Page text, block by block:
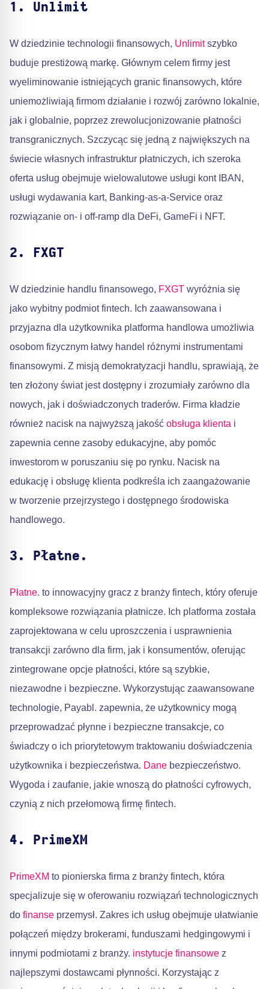
1. Unlimit
W dziedzinie technologii finansowych, Unlimitszybko
buduje prestiżową markę. Głównym celem firmy jest
wyeliminowanie istniejących granic finansowych, które
uniemożliwiają firmom działanie i rozwój zarówno lokalnie,
jak i globalnie, poprzez zrewolucjonizowanie płatności
transgranicznych. Szczycąc się jedną z największych na
świecie własnych infrastruktur płatniczych, ich szeroka
oferta usług obejmuje wielowalutowe usługi kont IBAN,
usługi wydawania kart, Banking-as-a-Service oraz
rozwiązanie on- i off-ramp dla DeFi, GameFi i NFT.
2. FXGT
W dziedzinie handlu finansowego, FXGT wyróżnia się
jako wybitny podmiot fintech. Ich zaawansowana i
przyjazna dla użytkownika platforma handlowa umożliwia
osobom fizycznym łatwy handel różnymi instrumentami
finansowymi. Z misją demokratyzacji handlu, sprawiają, że
ten złożony świat jest dostępny i zrozumiały zarówno dla
nowych, jak i doświadczonych traderów. Firma kładzie
również nacisk na najwyższą jakość obsługa klienta i
zapewnia cenne zasoby edukacyjne, aby pomóc
inwestorom w poruszaniu się po rynku. Nacisk na
edukację i obsługę klienta podkreśla ich zaangażowanie
w tworzenie przejrzystego i dostępnego środowiska
handlowego.
3. Płatne.
Płatne. to innowacyjny gracz z branży fintech, który oferuje
kompleksowe rozwiązania płatnicze. Ich platforma została
zaprojektowana w celu uproszczenia i usprawnienia
transakcji zarówno dla firm, jak i konsumentów, oferując
zintegrowane opcje płatności, które są szybkie,
niezawodne i bezpieczne. Wykorzystując zaawansowane
technologie, Payabl. zapewnia, że użytkownicy mogą
przeprowadzać płynne i bezpieczne transakcje, co
świadczy o ich priorytetowym traktowaniu doświadczenia
użytkownika i bezpieczeństwa. Dane bezpieczeństwo.
Wygoda i zaufanie, jakie wnoszą do płatności cyfrowych,
czynią z nich przełomową firmę fintech.
4. PrimeXM
PrimeXM to pionierska firma z branży fintech, która
specjalizuje się w oferowaniu rozwiązań technologicznych
do finanse przemysł. Zakres ich usług obejmuje ułatwianie
połączeń między brokerami, funduszami hedgingowymi i
innymi podmiotami z branży. instytucje finansowe z
najlepszymi dostawcami płynności. Korzystając z